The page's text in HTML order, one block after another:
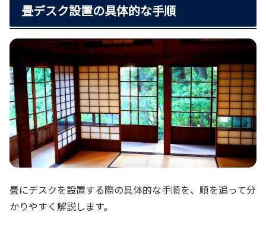
畳デスク設置の具体的な手順
畳にデスクを設置する際の具体的な手順を、順を追って分
かりやすく解説します。